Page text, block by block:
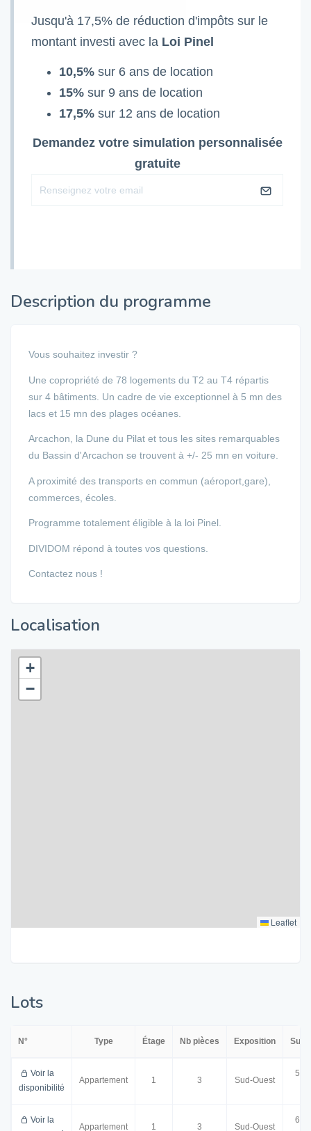
Jusqu'à 17,5% de réduction d'impôts sur le
montant investi avec la Loi Pinel
10,5% sur 6 ans de location
15% sur 9 ans de location
17,5% sur 12 ans de location
Demandez votre simulation personnalisée
gratuite
Description du programme
Vous souhaitez investir ?
Une copropriété de 78 logements du T2 au T4 répartis
sur 4 bâtiments. Un cadre de vie exceptionnel à 5 mn des
lacs et 15 mn des plages océanes.
Arcachon, la Dune du Pilat et tous les sites remarquables
du Bassin d'Arcachon se trouvent à +/- 25 mn en voiture.
A proximité des transports en commun (aéroport,gare),
commerces, écoles.
Programme totalement éligible à la loi Pinel.
DIVIDOM répond à toutes vos questions.
Contactez nous !
Localisation
+
−
Leaflet
Lots
N° Type Étage Nb pièces Exposition
Voir la
disponibilité
Appartement 1 3 Sud-Ouest
Voir la
Appartement 1 3 Sud-Ouest